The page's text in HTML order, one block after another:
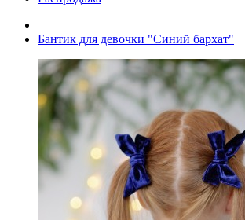
Бантик для девочки "Синий бархат"